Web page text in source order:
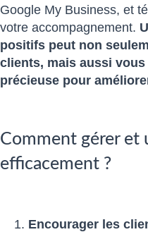
Google My Business, et
votre accompagnement.
positifs peut non
clients, mais aussi
précieuse pour
Comment gérer et
efficacement ?
Encourager les